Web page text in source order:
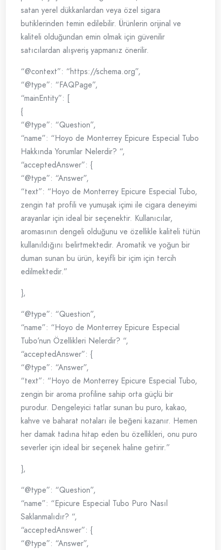
satan yerel dükkanlardan veya özel sigara
butiklerinden temin edilebilir. Ürünlerin orijinal ve
kaliteli olduğundan emin olmak için güvenilir
satıcılardan alışveriş yapmanız önerilir.
“@context”: “https://schema.org”,
“@type”: “FAQPage”,
“mainEntity”: [
{
“@type”: “Question”,
“name”: “Hoyo de Monterrey Epicure Especial Tubo
Hakkında Yorumlar Nelerdir? “,
“acceptedAnswer”: {
“@type”: “Answer”,
“text”: “Hoyo de Monterrey Epicure Especial Tubo,
zengin tat profili ve yumuşak içimi ile cigara deneyimi
arayanlar için ideal bir seçenektir. Kullanıcılar,
aromasının dengeli olduğunu ve özellikle kaliteli tütün
kullanıldığını belirtmektedir. Aromatik ve yoğun bir
duman sunan bu ürün, keyifli bir içim için tercih
edilmektedir.”
},
“@type”: “Question”,
“name”: “Hoyo de Monterrey Epicure Especial
Tubo’nun Özellikleri Nelerdir? “,
“acceptedAnswer”: {
“@type”: “Answer”,
“text”: “Hoyo de Monterrey Epicure Especial Tubo,
zengin bir aroma profiline sahip orta güçlü bir
purodur. Dengeleyici tatlar sunan bu puro, kakao,
kahve ve baharat notaları ile beğeni kazanır. Hemen
her damak tadına hitap eden bu özellikleri, onu puro
severler için ideal bir seçenek haline getirir.”
},
“@type”: “Question”,
“name”: “Epicure Especial Tubo Puro Nasıl
Saklanmalıdır? “,
“acceptedAnswer”: {
“@type”: “Answer”,